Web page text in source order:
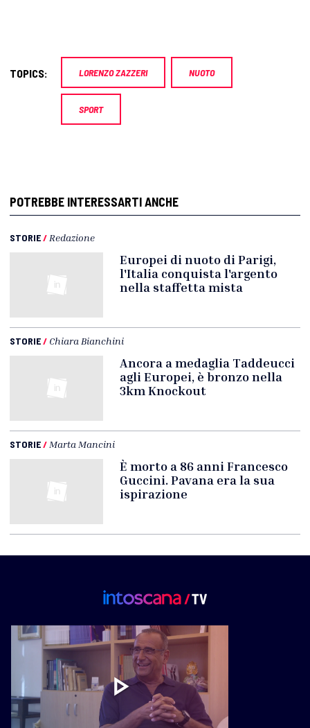
TOPICS: LORENZO ZAZZERI NUOTO
SPORT
POTREBBE INTERESSARTI ANCHE
STORIE/ Redazione
Europei di nuoto di Parigi,
l'Italia conquista l'argento
nella staffetta mista
STORIE/ Chiara Bianchini
Ancora a medaglia Taddeucci
agli Europei, è bronzo nella
3km Knockout
STORIE/ Marta Mancini
È morto a 86 anni Francesco
Guccini. Pavana era la sua
ispirazione